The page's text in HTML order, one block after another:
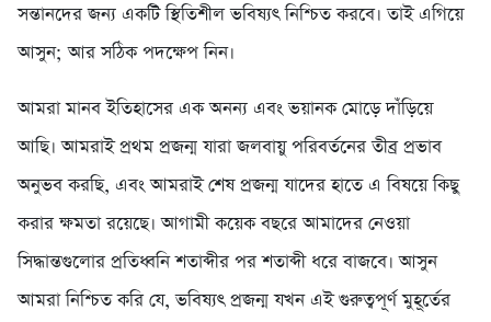
সন্তানদের জন্য একটি স্থিতিশীল ভবিষ্যৎ নিশ্চিত করবে। তাই এগিয়ে
আসুন; আর সঠিক পদক্ষেপ নিন।
আমরা মানব ইতিহাসের এক অনন্য এবং ভয়ানক মোড়ে দাঁড়িয়ে
আছি। আমরাই প্রথম প্রজন্ম যারা জলবায়ু পরিবর্তনের তীব্র প্রভাব
অনুভব করছি, এবং আমরাই শেষ প্রজন্ম যাদের হাতে এ বিষয়ে কিছু
করার ক্ষমতা রয়েছে। আগামী কয়েক বছরে আমাদের নেওয়া
সিদ্ধান্তগুলোর প্রতিধ্বনি শতাব্দীর পর শতাব্দী ধরে বাজবে। আসুন
আমরা নিশ্চিত করি যে, ভবিষ্যৎ প্রজন্ম যখন এই গুরুত্বপূর্ণ মুহূর্তের